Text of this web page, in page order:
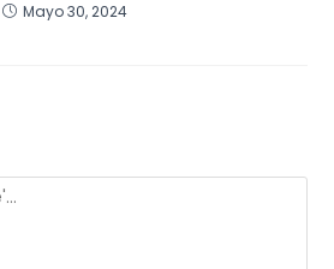
Mayo 30, 2024